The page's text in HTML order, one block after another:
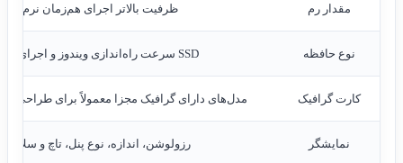
مقدار رم ظرفیت بالاتر اجرای هم‌زمان
نوع حافظه SSD سرعت راه‌اندازی ویندوز و اجرای برنامه‌ها را افزایش می‌دهد.
کارت گرافیک مدل‌های دارای گرافیک مجزا معمولاً برای طراحی
نمایشگر رزولوشن، اندازه، نوع پنل، تاچ و